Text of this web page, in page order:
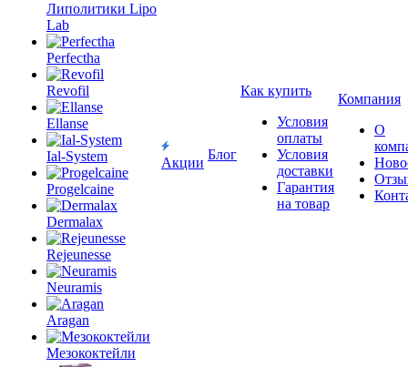
Липолитики Lipo
Lab
Perfectha
Revofil
Ellanse
Ial-System
Progelcaine
Dermalax
Rejeunesse
Neuramis
Aragan
Мезококтейли
Акции
Блог
Как купить
Условия
оплаты
Условия
доставки
Гарантия
на товар
Компания
О